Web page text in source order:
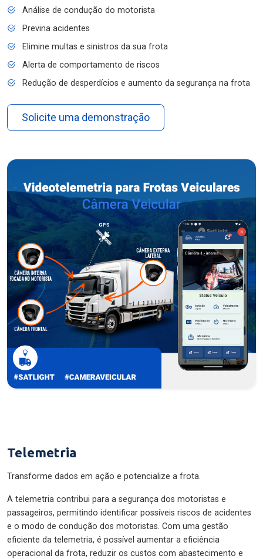
Análise de condução do motorista
Previna acidentes
Elimine multas e sinistros da sua frota
Alerta de comportamento de riscos
Redução de desperdícios e aumento da segurança na frota
Solicite uma demonstração
Telemetria
Transforme dados em ação e potencialize a frota.
A telemetria contribui para a segurança dos motoristas e
passageiros, permitindo identificar possíveis riscos de acidentes
e o modo de condução dos motoristas. Com uma gestão
eficiente da telemetria, é possível aumentar a eficiência
operacional da frota, reduzir os custos com abastecimento e